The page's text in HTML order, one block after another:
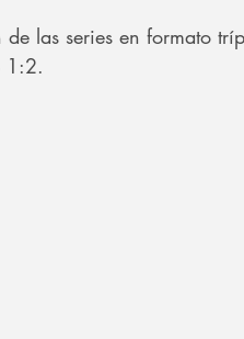
las series en formato
1:2.